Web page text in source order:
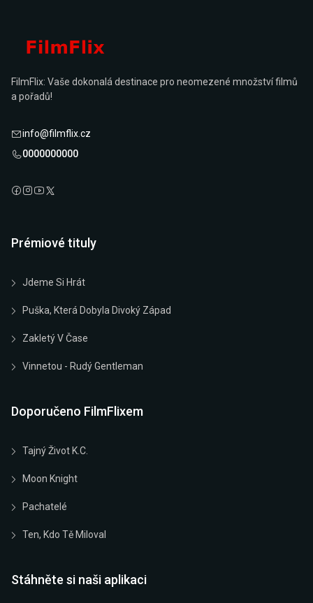
FilmFlix: Vaše dokonalá destinace pro neomezené množství filmů
a pořadů!
info@filmflix.cz
0000000000
Prémiové tituly
Jdeme Si Hrát
Puška, Která Dobyla Divoký Západ
Zakletý V Čase
Vinnetou - Rudý Gentleman
Doporučeno FilmFlixem
Tajný Život K.C.
Moon Knight
Pachatelé
Ten, Kdo Tě Miloval
Stáhněte si naši aplikaci